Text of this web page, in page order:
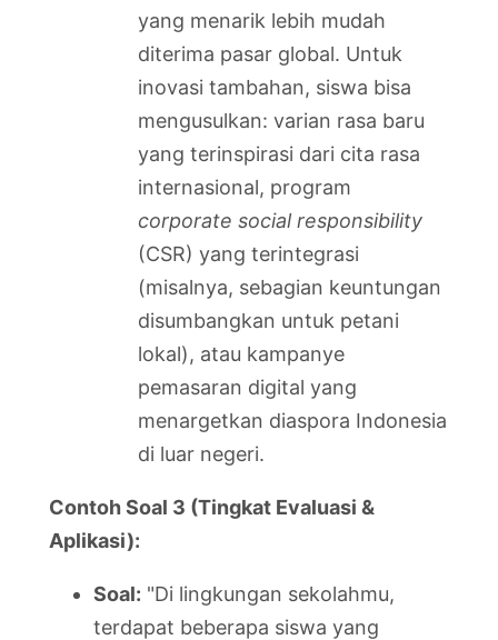
yang menarik lebih mudah
diterima pasar global. Untuk
inovasi tambahan, siswa bisa
mengusulkan: varian rasa baru
yang terinspirasi dari cita rasa
internasional, program
corporate social responsibility
(CSR) yang terintegrasi
(misalnya, sebagian keuntungan
disumbangkan untuk petani
lokal), atau kampanye
pemasaran digital yang
menargetkan diaspora Indonesia
di luar negeri.
Contoh Soal 3 (Tingkat Evaluasi &
Aplikasi):
Soal: "Di lingkungan sekolahmu,
terdapat beberapa siswa yang